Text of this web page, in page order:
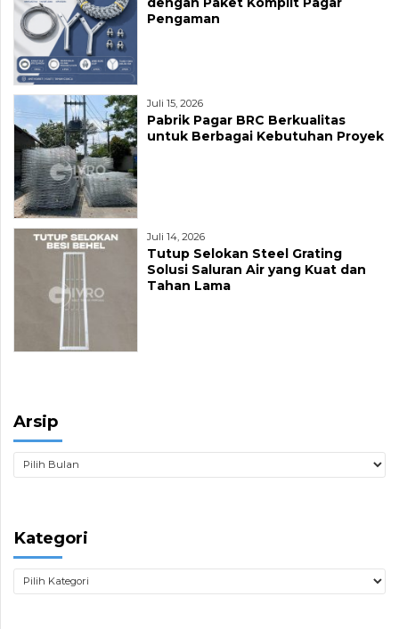
Pengaman
Juli 15, 2026
Pabrik Pagar BRC Berkualitas
untuk Berbagai Kebutuhan Proyek
Juli 14, 2026
Tutup Selokan Steel Grating
Solusi Saluran Air yang Kuat dan
Tahan Lama
Arsip
Kategori